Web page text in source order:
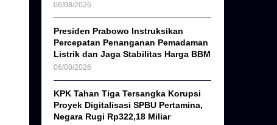
H
06/08/2026
Presiden Prabowo Instruksikan
Percepatan Penanganan Pemadaman
Listrik dan Jaga Stabilitas Harga BBM
06/08/2026
KPK Tahan Tiga Tersangka Korupsi
Proyek Digitalisasi SPBU Pertamina,
Negara Rugi Rp322,18 Miliar